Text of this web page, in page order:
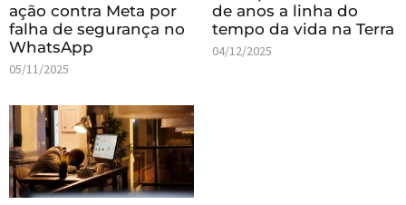
ação contra Meta por
falha de segurança no
WhatsApp
05/11/2025
de anos a linha do
tempo da vida na Terra
04/12/2025